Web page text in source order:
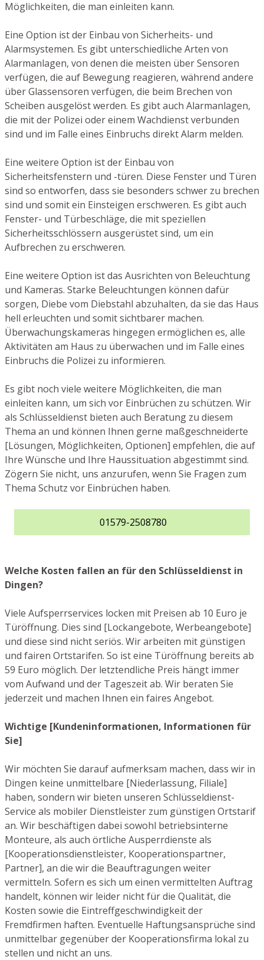
Möglichkeiten, die man einleiten kann.
Eine Option ist der Einbau von Sicherheits- und
Alarmsystemen. Es gibt unterschiedliche Arten von
Alarmanlagen, von denen die meisten über Sensoren
verfügen, die auf Bewegung reagieren, während andere
über Glassensoren verfügen, die beim Brechen von
Scheiben ausgelöst werden. Es gibt auch Alarmanlagen,
die mit der Polizei oder einem Wachdienst verbunden
sind und im Falle eines Einbruchs direkt Alarm melden.
Eine weitere Option ist der Einbau von
Sicherheitsfenstern und -türen. Diese Fenster und Türen
sind so entworfen, dass sie besonders schwer zu brechen
sind und somit ein Einsteigen erschweren. Es gibt auch
Fenster- und Türbeschläge, die mit speziellen
Sicherheitsschlössern ausgerüstet sind, um ein
Aufbrechen zu erschweren.
Eine weitere Option ist das Ausrichten von Beleuchtung
und Kameras. Starke Beleuchtungen können dafür
sorgen, Diebe vom Diebstahl abzuhalten, da sie das Haus
hell erleuchten und somit sichtbarer machen.
Überwachungskameras hingegen ermöglichen es, alle
Aktivitäten am Haus zu überwachen und im Falle eines
Einbruchs die Polizei zu informieren.
Es gibt noch viele weitere Möglichkeiten, die man
einleiten kann, um sich vor Einbrüchen zu schützen. Wir
als Schlüsseldienst bieten auch Beratung zu diesem
Thema an und können Ihnen gerne maßgeschneiderte
[Lösungen, Möglichkeiten, Optionen] empfehlen, die auf
Ihre Wünsche und Ihre Haussituation abgestimmt sind.
Zögern Sie nicht, uns anzurufen, wenn Sie Fragen zum
Thema Schutz vor Einbrüchen haben.
01579-2508780
Welche Kosten fallen an für den Schlüsseldienst in
Dingen?
Viele Aufsperrservices locken mit Preisen ab 10 Euro je
Türöffnung. Dies sind [Lockangebote, Werbeangebote]
und diese sind nicht seriös. Wir arbeiten mit günstigen
und fairen Ortstarifen. So ist eine Türöffnung bereits ab
59 Euro möglich. Der letztendliche Preis hängt immer
vom Aufwand und der Tageszeit ab. Wir beraten Sie
jederzeit und machen Ihnen ein faires Angebot.
Wichtige [Kundeninformationen, Informationen für
Sie]
Wir möchten Sie darauf aufmerksam machen, dass wir in
Dingen keine unmittelbare [Niederlassung, Filiale]
haben, sondern wir bieten unseren Schlüsseldienst-
Service als mobiler Dienstleister zum günstigen Ortstarif
an. Wir beschäftigen dabei sowohl betriebsinterne
Monteure, als auch örtliche Ausperrdienste als
[Kooperationsdienstleister, Kooperationspartner,
Partner], an die wir die Beauftragungen weiter
vermitteln. Sofern es sich um einen vermittelten Auftrag
handelt, können wir leider nicht für die Qualität, die
Kosten sowie die Eintreffgeschwindigkeit der
Fremdfirmen haften. Eventuelle Haftungsansprüche sind
unmittelbar gegenüber der Kooperationsfirma lokal zu
stellen und nicht an uns.